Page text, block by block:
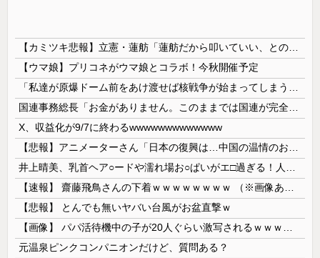
【ウマ娘】プリコネがウマ娘とコラボ！今秋開催予定
X、収益化が9/7に終わるwwwwwwwwwwwww
【悲報】 とんでも無いヤバい台風がお盆直撃ｗ
元温泉ピンクコンパニオンだけど、質問ある？